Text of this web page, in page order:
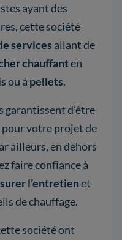
ayant des
cette société
services allant de
chauffanten
ou à pellets.
garantissent d’être
pour votre projet de
ailleurs, en dehors
faire confiance à
l’entretienet
de chauffage.
société ont